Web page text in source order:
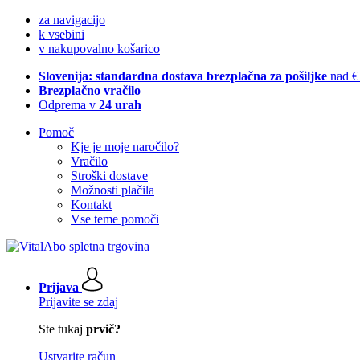
za navigacijo
k vsebini
v nakupovalno košarico
Slovenija: standardna dostava brezplačna za pošiljke nad
Brezplačno vračilo
Odprema v 24 urah
Pomoč
Kje je moje naročilo?
Vračilo
Stroški dostave
Možnosti plačila
Kontakt
Vse teme pomoči
Prijava
Prijavite se zdaj
Ste tukaj prvič?
Ustvarite račun